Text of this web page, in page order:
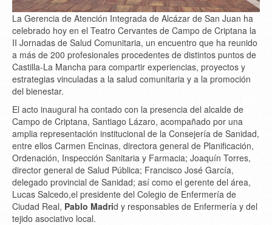
La Gerencia de Atención Integrada de Alcázar de San Juan ha
celebrado hoy en el Teatro Cervantes de Campo de Criptana la
II Jornadas de Salud Comunitaria, un encuentro que ha reunido
a más de 200 profesionales procedentes de distintos puntos de
Castilla-La Mancha para compartir experiencias, proyectos y
estrategias vinculadas a la salud comunitaria y a la promoción
del bienestar.
El acto inaugural ha contado con la presencia del alcalde de
Campo de Criptana, Santiago Lázaro, acompañado por una
amplia representación institucional de la Consejería de Sanidad,
entre ellos Carmen Encinas, directora general de Planificación,
Ordenación, Inspección Sanitaria y Farmacia; Joaquín Torres,
director general de Salud Pública; Francisco José García,
delegado provincial de Sanidad; así como el gerente del área,
Lucas Salcedo,el presidente del Colegio de Enfermería de
Ciudad Real, Pablo Madrid y responsables de Enfermería y del
tejido asociativo local.